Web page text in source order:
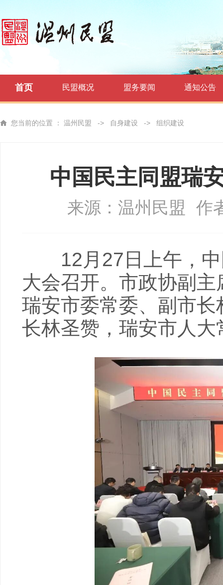
首页 民盟概况 盟务要闻 通知公告
您当前的位置 ： 温州民盟 -> 自身建设 -> 组织建设
中国民主同盟瑞
来源：温州民盟 作
12月27日上午，中
大会召开。市政协副
瑞安市委常委、副市
长林圣赞，瑞安市人